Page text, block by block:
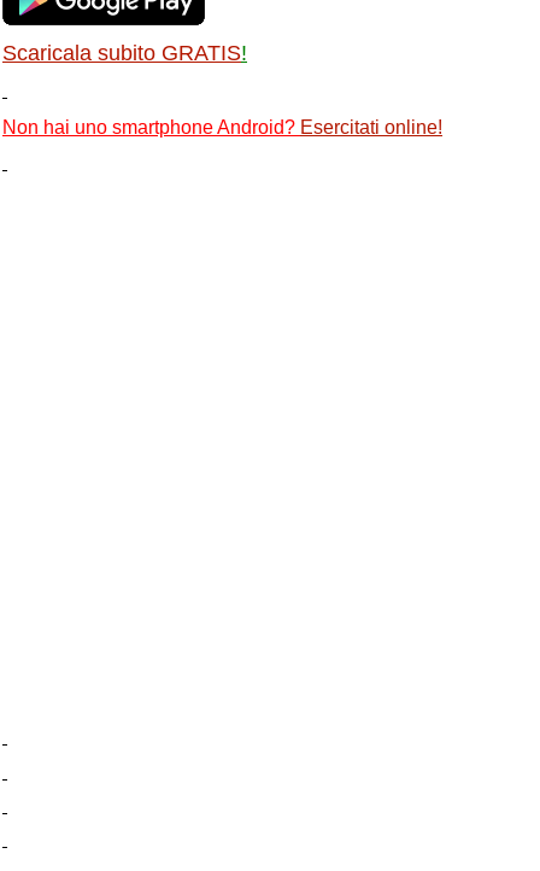
Scaricala subito GRATIS!
Non hai uno smartphone Android? Esercitati online!